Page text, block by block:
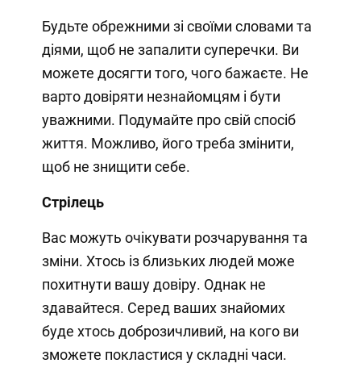
Будьте обрежними зі своїми словами та
діями, щоб не запалити суперечки. Ви
можете досягти того, чого бажаєте. Не
варто довіряти незнайомцям і бути
уважними. Подумайте про свій спосіб
життя. Можливо, його треба змінити,
щоб не знищити себе.
Стрілець
Вас можуть очікувати розчарування та
зміни. Хтось із близьких людей може
похитнути вашу довіру. Однак не
здавайтеся. Серед ваших знайомих
буде хтось доброзичливий, на кого ви
зможете покластися у складні часи.